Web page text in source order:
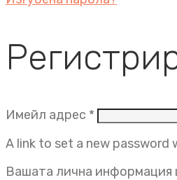
Имейл адрес *
A link to set a new password
Вашата лична информация